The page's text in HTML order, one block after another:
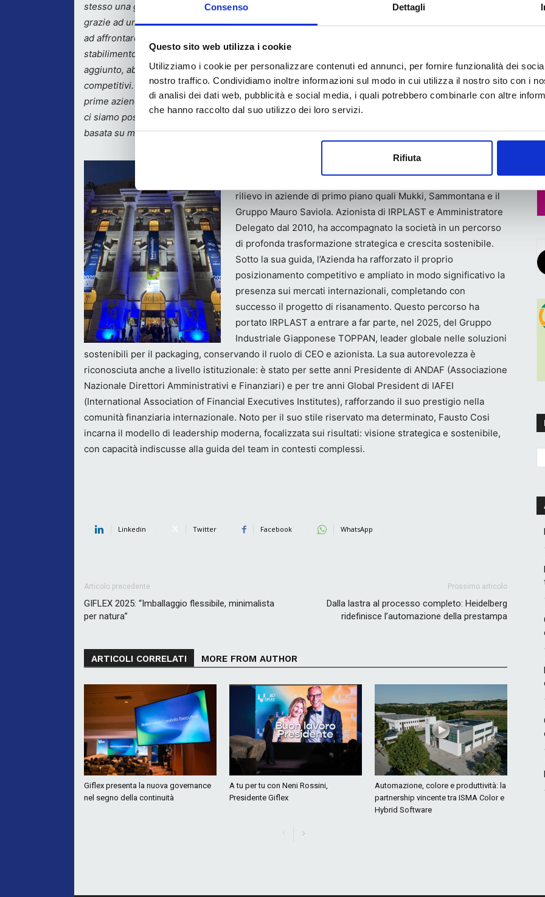
Consenso Dettagli
Questo sito web utilizza i cookie
Utilizziamo i cookie per personalizzare contenuti ed annunci, per fornire funzionalità dei
nostro traffico. Condividiamo inoltre informazioni sul modo in cui utilizza il nostro sito con i
di analisi dei dati web, pubblicità e social media, i quali potrebbero combinarle con altre
che hanno raccolto dal suo utilizzo dei loro servizi.
Rifiuta
stesso una grande responsabilità, quella di continuare a guidare con lungimiranza un’Azienda che,
grazie ad un importante progetto industriale, incentrato su innovazione e sostenibilità, si appresta
ad affrontare sfide complesse sui mercati internazionali. L’investimento da oltre 60 milioni nello
stabilimento di Atessa conferma la nostra convinzione nel puntare a prodotti speciali ad alto valore
aggiunto, abbandonando progressivamente il segmento delle commodities, in cui non siamo più
competitivi. La sostenibilità rappresenta per noi un autentico driver di business: siamo stati tra le
prime aziende a investire nella produzione di film da materia prima riciclata e da fonti non fossili e
ci siamo posti l’ambizioso obiettivo di raggiungere entro il 2030 una produzione interamente
basata su materiali di origine non fossile.”
Fausto Cosi, manager di lungo corso con oltre trent’anni di
rilievo in aziende di primo piano quali Mukki, Sammontana e il
Gruppo Mauro Saviola. Azionista di IRPLAST e Amministratore
Delegato dal 2010, ha accompagnato la società in un percorso
di profonda trasformazione strategica e crescita sostenibile.
Sotto la sua guida, l’Azienda ha rafforzato il proprio
posizionamento competitivo e ampliato in modo significativo la
presenza sui mercati internazionali, completando con
successo il progetto di risanamento. Questo percorso ha
portato IRPLAST a entrare a far parte, nel 2025, del Gruppo
Industriale Giapponese TOPPAN, leader globale nelle soluzioni
sostenibili per il packaging, conservando il ruolo di CEO e azionista. La sua autorevolezza è
riconosciuta anche a livello istituzionale: è stato per sette anni Presidente di ANDAF (Associazione
Nazionale Direttori Amministrativi e Finanziari) e per tre anni Global President di IAFEI
(International Association of Financial Executives Institutes), rafforzando il suo prestigio nella
comunità finanziaria internazionale. Noto per il suo stile riservato ma determinato, Fausto Cosi
incarna il modello di leadership moderna, focalizzata sui risultati: visione strategica e sostenibile,
con capacità indiscusse alla guida del team in contesti complessi.
Linkedin Twitter Facebook WhatsApp
Articolo precedente
GIFLEX 2025: “Imballaggio flessibile, minimalista
per natura”
Prossimo articolo
Dalla lastra al processo completo: Heidelberg
ridefinisce l’automazione della prestampa
ARTICOLI CORRELATI MORE FROM AUTHOR
Giflex presenta la nuova governance
nel segno della continuità
A tu per tu con Neni Rossini,
Presidente Giflex
Automazione, colore e produttività: la
partnership vincente tra ISMA Color e
Hybrid Software